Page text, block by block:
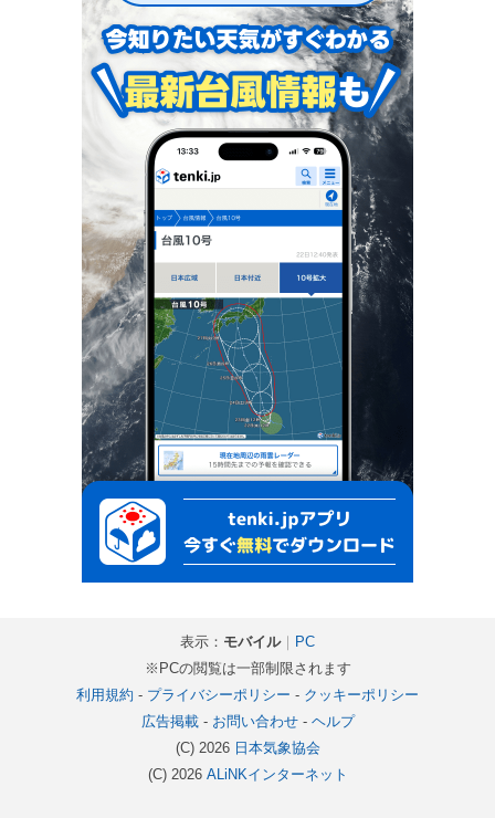
表示： モバイル｜ PC
※PCの閲覧は一部制限されます
利用規約 - プライバシーポリシー - クッキーポリシー
広告掲載- お問い合わせ- ヘルプ
(C) 2026 日本気象協会
(C) 2026 ALiNKインターネット